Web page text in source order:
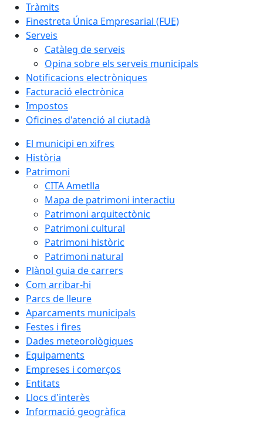
Tràmits
Finestreta Única Empresarial (FUE)
Serveis
Catàleg de serveis
Opina sobre els serveis municipals
Notificacions electròniques
Facturació electrònica
Impostos
Oficines d'atenció al ciutadà
El municipi en xifres
Història
Patrimoni
CITA Ametlla
Mapa de patrimoni interactiu
Patrimoni arquitectònic
Patrimoni cultural
Patrimoni històric
Patrimoni natural
Plànol guia de carrers
Com arribar-hi
Parcs de lleure
Aparcaments municipals
Festes i fires
Dades meteorològiques
Equipaments
Empreses i comerços
Entitats
Llocs d'interès
Informació geogràfica